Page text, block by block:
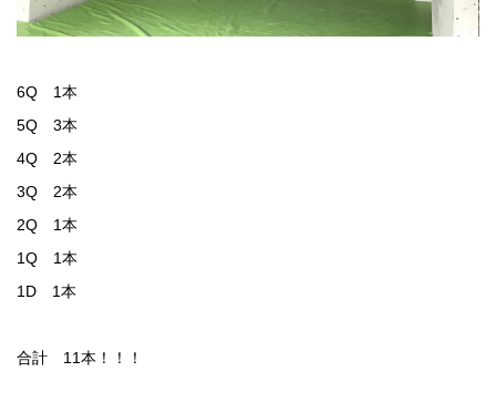
6Q 1本
5Q 3本
4Q 2本
3Q 2本
2Q 1本
1Q 1本
1D 1本
合計 11本！！！